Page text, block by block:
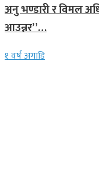
अनु भण्डारी र विमल
आउन्नर”…
१ वर्ष अगाडि